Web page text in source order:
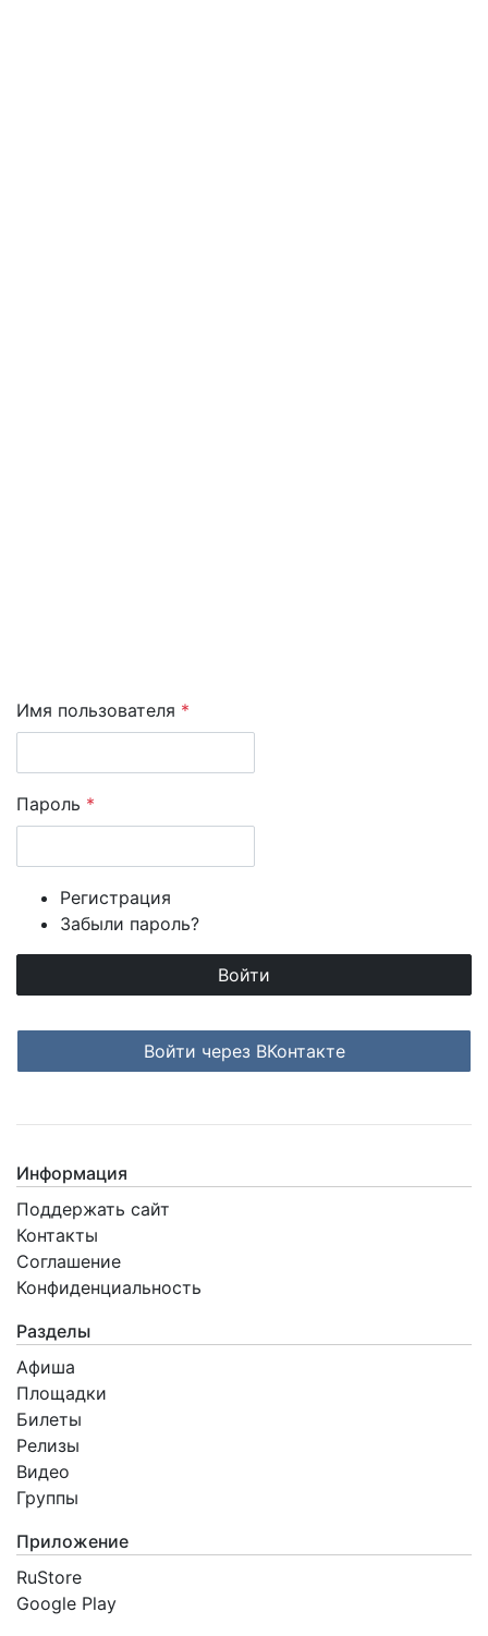
Имя пользователя *
Пароль *
Регистрация
Забыли пароль?
Информация
Поддержать сайт
Контакты
Соглашение
Конфиденциальность
Разделы
Афиша
Площадки
Билеты
Релизы
Видео
Группы
Приложение
RuStore
Google Play